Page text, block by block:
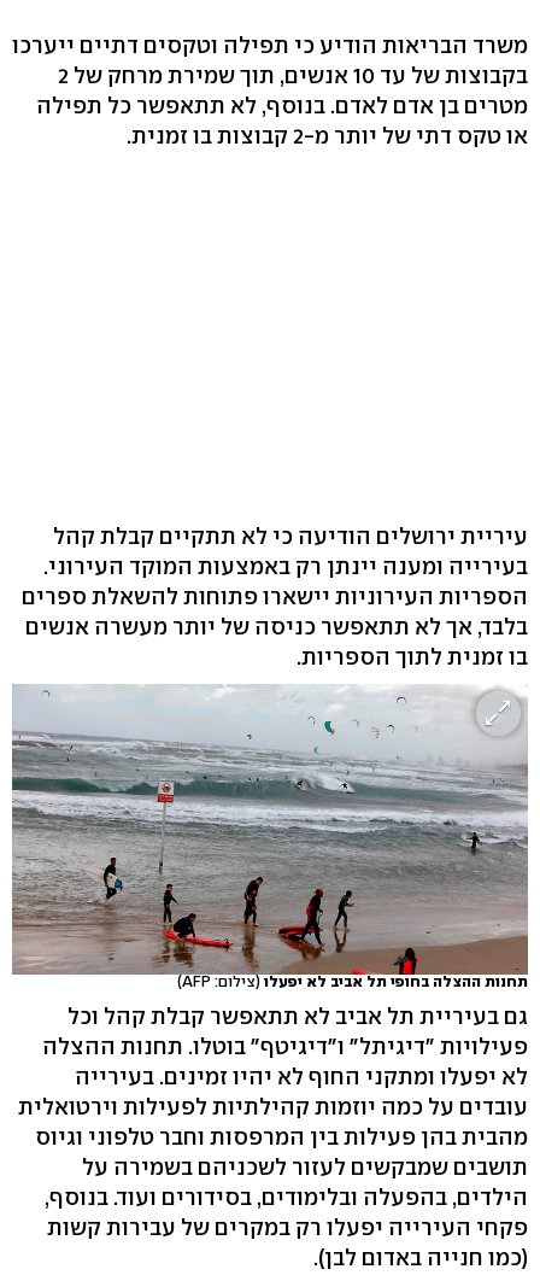
משרד הבריאות הודיע כי תפילה וטקסים דתיים ייערכו
בקבוצות של עד 10 אנשים, תוך שמירת מרחק של 2
מטרים בן אדם לאדם. בנוסף, לא תתאפשר כל תפילה
או טקס דתי של יותר מ-2 קבוצות בו זמנית.
עיריית ירושלים הודיעה כי לא תתקיים קבלת קהל
בעירייה ומענה יינתן רק באמצעות המוקד העירוני.
הספריות העירוניות יישארו פתוחות להשאלת ספרים
בלבד, אך לא תתאפשר כניסה של יותר מעשרה אנשים
בו זמנית לתוך הספריות.
תחנות ההצלה בחופי תל אביב לא יפעלו(צילום: AFP)
גם בעיריית תל אביב לא תתאפשר קבלת קהל וכל
פעילויות "דיגיתל" ו"דיגיטף" בוטלו. תחנות ההצלה
לא יפעלו ומתקני החוף לא יהיו זמינים. בעירייה
עובדים על כמה יוזמות קהילתיות לפעילות וירטואלית
מהבית בהן פעילות בין המרפסות וחבר טלפוני וגיוס
תושבים שמבקשים לעזור לשכניהם בשמירה על
הילדים, בהפעלה ובלימודים, בסידורים ועוד. בנוסף,
פקחי העירייה יפעלו רק במקרים של עבירות קשות
(כמו חנייה באדום לבן).